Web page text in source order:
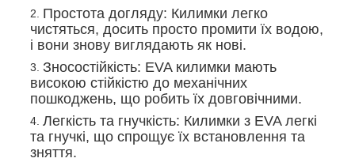
Простота догляду: Килимки легко
чистяться, досить просто промити їх водою,
і вони знову виглядають як нові.
Зносостійкість: EVA килимки мають
високою стійкістю до механічних
пошкоджень, що робить їх довговічними.
Легкість та гнучкість: Килимки з EVA легкі
та гнучкі, що спрощує їх встановлення та
зняття.